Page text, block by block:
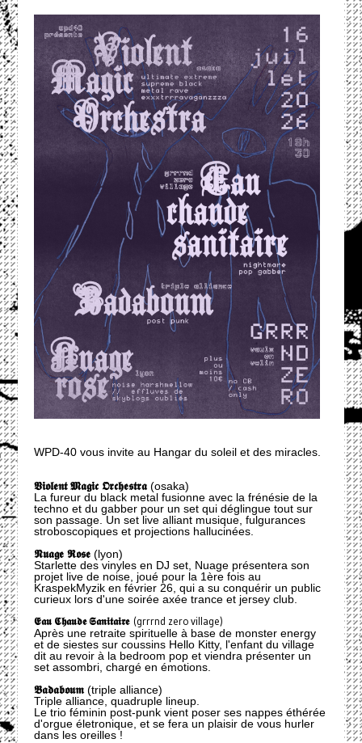
WPD-40 vous invite au Hangar du soleil et des miracles.
𝖁𝖎𝖔𝖑𝖊𝖓𝖙 𝕸𝖆𝖌𝖎𝖈 𝕺𝖗𝖈𝖍𝖊𝖘𝖙𝖗𝖆(osaka)
La fureur du black metal fusionne avec la frénésie de la
techno et du gabber pour un set qui déglingue tout sur
son passage. Un set live alliant musique, fulgurances
stroboscopiques et projections hallucinées.
𝕹𝖚𝖆𝖌𝖊 𝕽𝖔𝖘𝖊(lyon)
Starlette des vinyles en DJ set, Nuage présentera son
projet live de noise, joué pour la 1ère fois au
KraspekMyzik en février 26, qui a su conquérir un public
curieux lors d'une soirée axée trance et jersey club.
𝕰𝖆𝖚 𝕮𝖍𝖆𝖚𝖉𝖊 𝕾𝖆𝖓𝖎𝖙𝖆𝖎𝖗𝖊 (grrrnd zero village)
Après une retraite spirituelle à base de monster energy
et de siestes sur coussins Hello Kitty, l'enfant du village
dit au revoir à la bedroom pop et viendra présenter un
set assombri, chargé en émotions.
𝕭𝖆𝖉𝖆𝖇𝖔𝖚𝖒(triple alliance)
Triple alliance, quadruple lineup.
Le trio féminin post-punk vient poser ses nappes éthérée
d'orgue életronique, et se fera un plaisir de vous hurler
dans les oreilles !